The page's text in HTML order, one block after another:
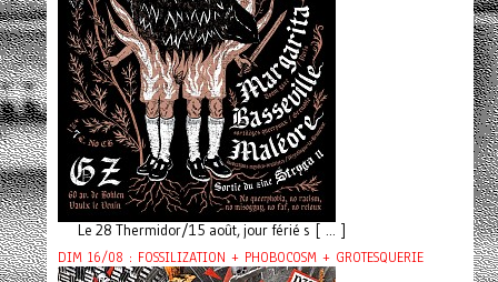
Le 28 Thermidor/15 août, jour férié s [ ... ]
DIM 16/08 : FOSSILIZATION + PHOBOCOSM + GROTESQUERIE